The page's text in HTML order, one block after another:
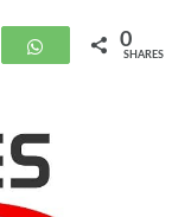
WhatsApp
0
SHARES